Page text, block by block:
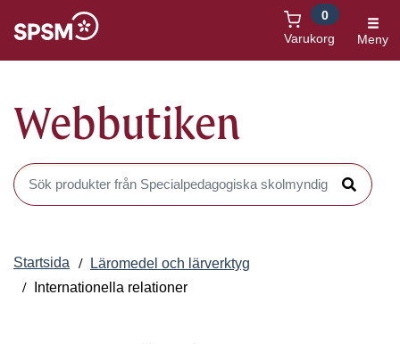
Varukorg
0
Meny
Webbutiken
Sök produkter i Webbutiken
Sök
Startsida
Läromedel och lärverktyg
Internationella relationer